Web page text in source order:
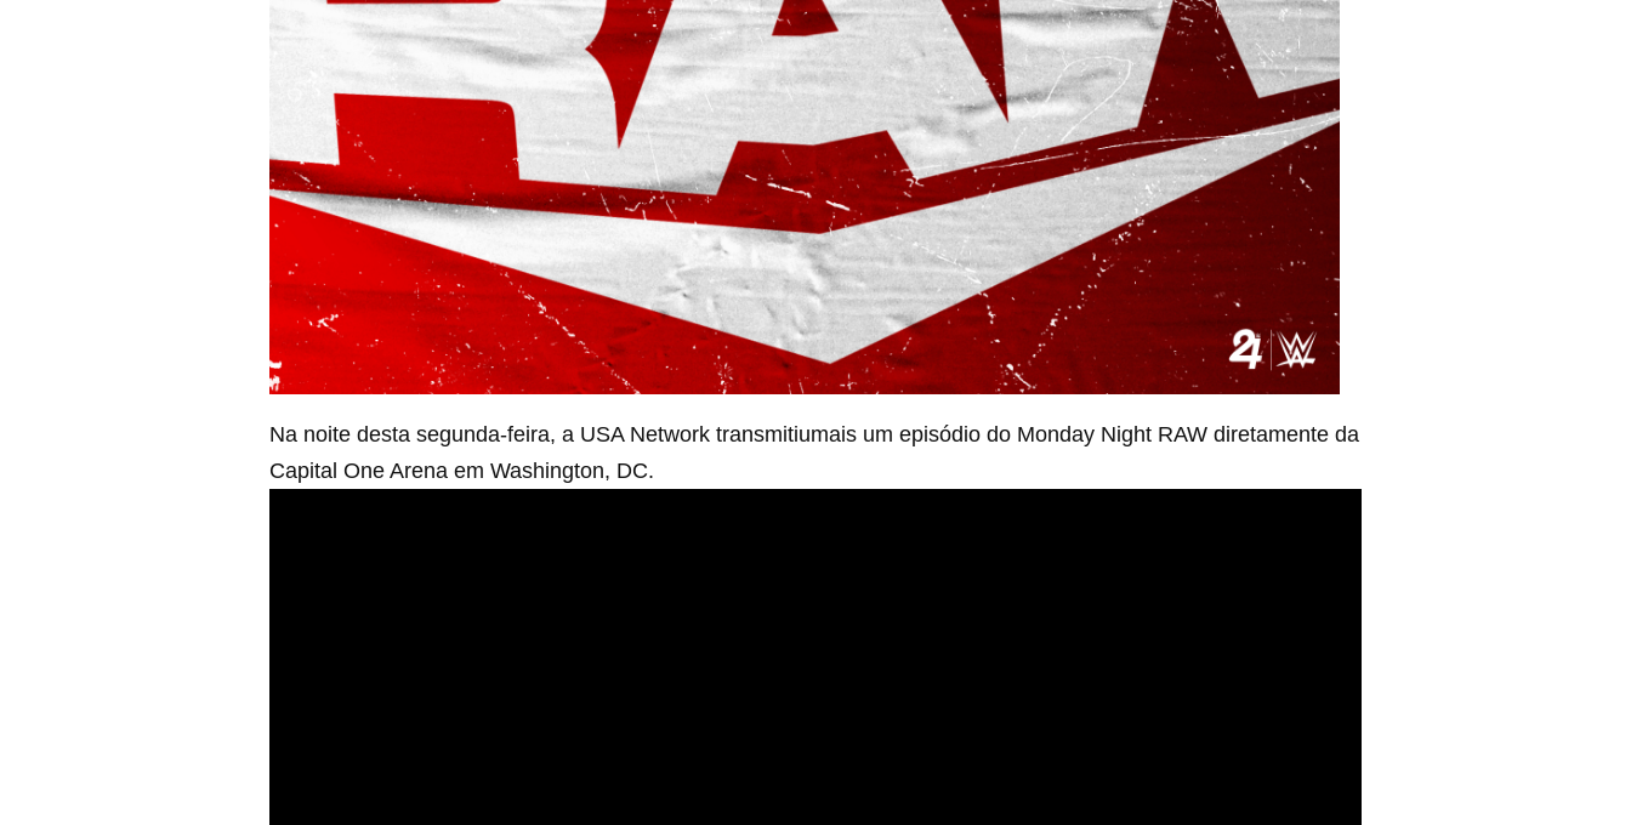
Na noite desta segunda-feira, a USA Network transmitiumais um episódio do Monday Night RAW diretamente da
Capital One Arena em Washington, DC.